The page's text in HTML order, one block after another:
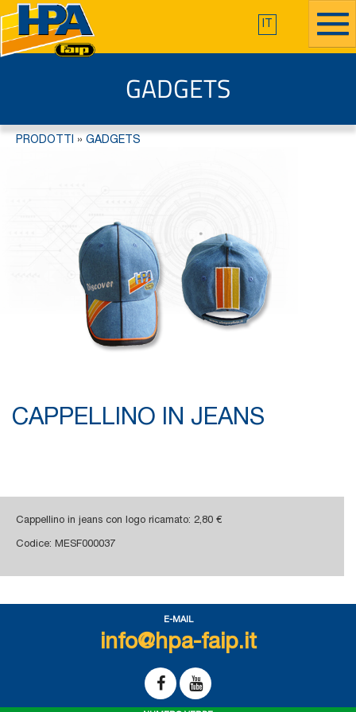
IT
GADGETS
PRODOTTI » GADGETS
CAPPELLINO IN JEANS
Cappellino in jeans con logo ricamato: 2,80 €
Codice: MESF000037
E-MAIL
info@hpa-faip.it